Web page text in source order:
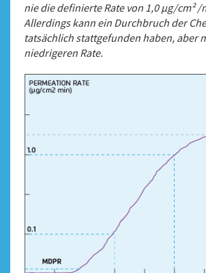
nie die definierte Rate von 1,0 μg/cm²
Allerdings kann ein Durchbruch der
tatsächlich stattgefunden haben, aber
niedrigeren Rate.